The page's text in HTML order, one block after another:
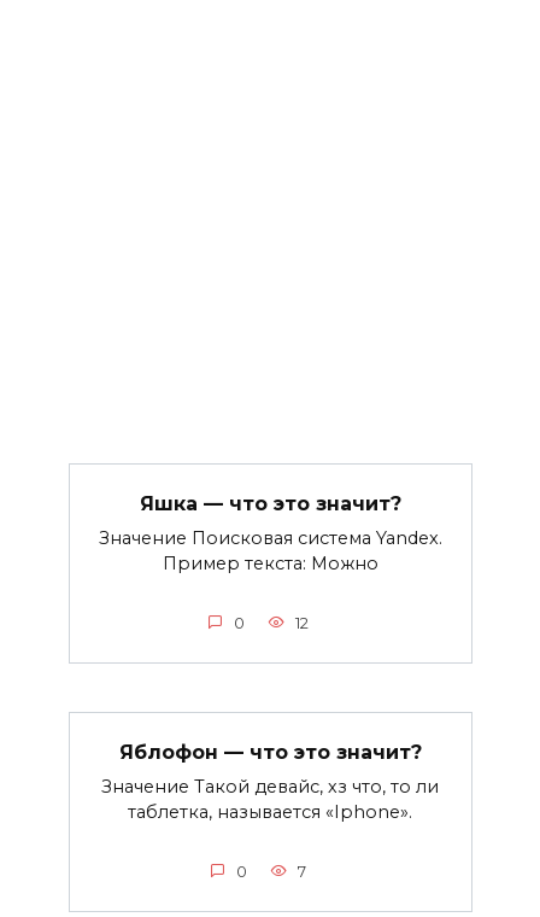
Яшка — что это значит?
Значение Поисковая система Yandex.
Пример текста: Можно
0 12
Яблофон — что это значит?
Значение Такой девайс, хз что, то ли
таблетка, называется «Iphone».
0 7